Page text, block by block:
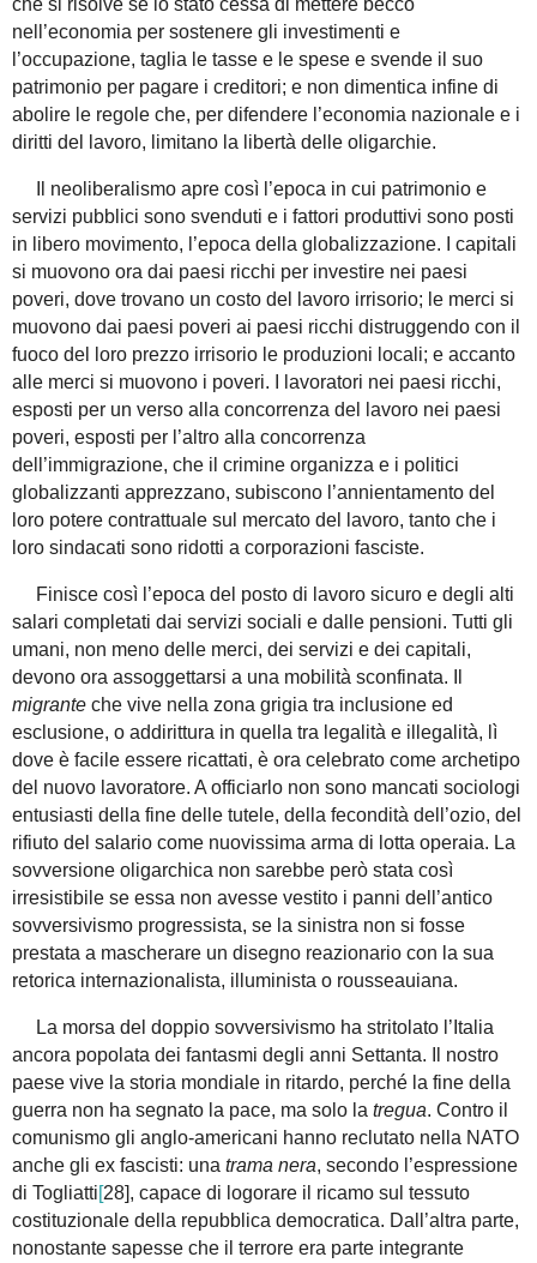
che si risolve se lo stato cessa di mettere becco
nell’economia per sostenere gli investimenti e
l’occupazione, taglia le tasse e le spese e svende il suo
patrimonio per pagare i creditori; e non dimentica infine di
abolire le regole che, per difendere l’economia nazionale e i
diritti del lavoro, limitano la libertà delle oligarchie.
Il neoliberalismo apre così l’epoca in cui patrimonio e
servizi pubblici sono svenduti e i fattori produttivi sono posti
in libero movimento, l’epoca della globalizzazione. I capitali
si muovono ora dai paesi ricchi per investire nei paesi
poveri, dove trovano un costo del lavoro irrisorio; le merci si
muovono dai paesi poveri ai paesi ricchi distruggendo con il
fuoco del loro prezzo irrisorio le produzioni locali; e accanto
alle merci si muovono i poveri. I lavoratori nei paesi ricchi,
esposti per un verso alla concorrenza del lavoro nei paesi
poveri, esposti per l’altro alla concorrenza
dell’immigrazione, che il crimine organizza e i politici
globalizzanti apprezzano, subiscono l’annientamento del
loro potere contrattuale sul mercato del lavoro, tanto che i
loro sindacati sono ridotti a corporazioni fasciste.
Finisce così l’epoca del posto di lavoro sicuro e degli alti
salari completati dai servizi sociali e dalle pensioni. Tutti gli
umani, non meno delle merci, dei servizi e dei capitali,
devono ora assoggettarsi a una mobilità sconfinata. Il
migrante che vive nella zona grigia tra inclusione ed
esclusione, o addirittura in quella tra legalità e illegalità, lì
dove è facile essere ricattati, è ora celebrato come archetipo
del nuovo lavoratore. A officiarlo non sono mancati sociologi
entusiasti della fine delle tutele, della fecondità dell’ozio, del
rifiuto del salario come nuovissima arma di lotta operaia. La
sovversione oligarchica non sarebbe però stata così
irresistibile se essa non avesse vestito i panni dell’antico
sovversivismo progressista, se la sinistra non si fosse
prestata a mascherare un disegno reazionario con la sua
retorica internazionalista, illuminista o rousseauiana.
La morsa del doppio sovversivismo ha stritolato l’Italia
ancora popolata dei fantasmi degli anni Settanta. Il nostro
paese vive la storia mondiale in ritardo, perché la fine della
guerra non ha segnato la pace, ma solo la tregua. Contro il
comunismo gli anglo-americani hanno reclutato nella NATO
anche gli ex fascisti: una trama nera, secondo l’espressione
di Togliatti[28], capace di logorare il ricamo sul tessuto
costituzionale della repubblica democratica. Dall’altra parte,
nonostante sapesse che il terrore era parte integrante